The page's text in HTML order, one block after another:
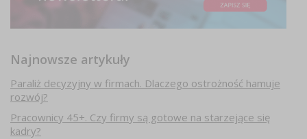
Najnowsze artykuły
Paraliż decyzyjny w firmach. Dlaczego ostrożność hamuje
rozwój?
Pracownicy 45+. Czy firmy są gotowe na starzejące się
kadry?